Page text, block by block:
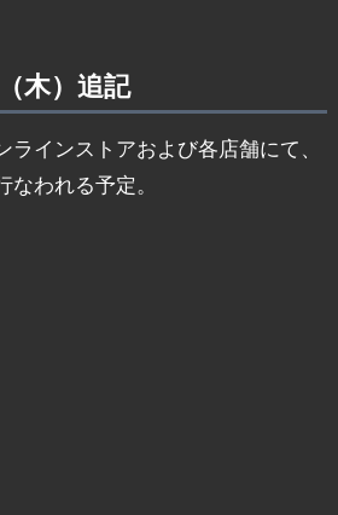
木）追記
ラインストアおよび各店舗にて、
われる予定。